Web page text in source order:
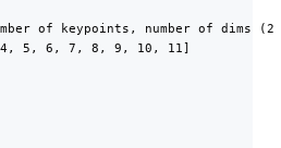
of keypoints, number of
5, 6, 7, 8, 9, 10, 11]